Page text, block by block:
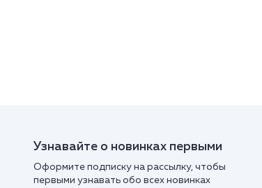
Узнавайте о новинках первыми
Оформите подписку на рассылку, чтобы
первыми узнавать обо всех новинках